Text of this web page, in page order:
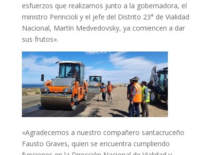
esfuerzos que realizamos junto a la gobernadora, el
ministro Perincioli y el jefe del Distrito 23° de Vialidad
Nacional, Martín Medvedovsky, ya comiencen a dar
sus frutos».
«Agradecemos a nuestro compañero santacruceño
Fausto Graves, quien se encuentra cumpliendo